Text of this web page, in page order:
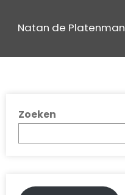
Natan de Platenman
Zoeken